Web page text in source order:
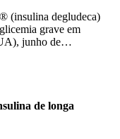
(insulina degludeca)
grave em
junho de…
de longa